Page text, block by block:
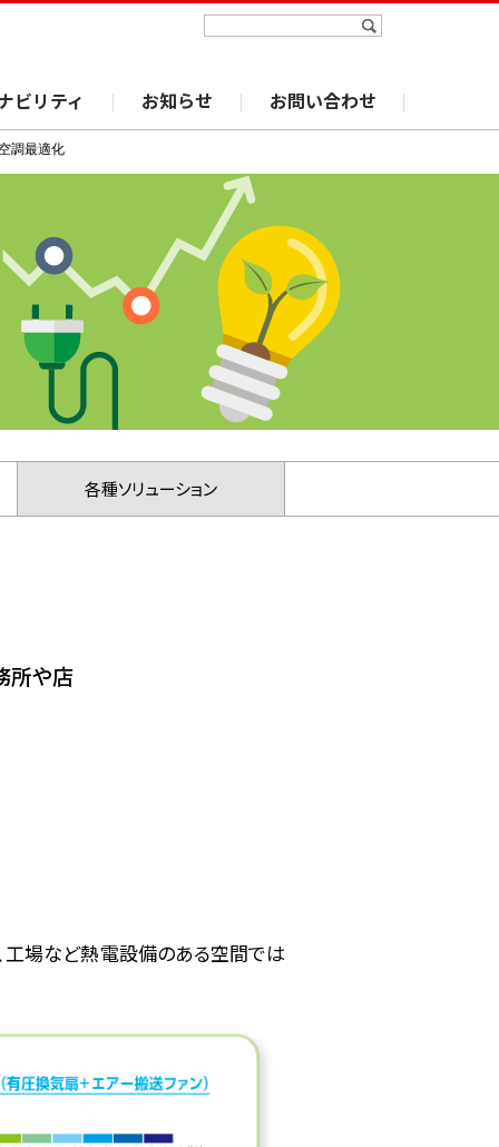
ビリティ お知らせ お問い合わせ
調最適化
各種ソリューション
所や店
工場など熱電設備のある空間では